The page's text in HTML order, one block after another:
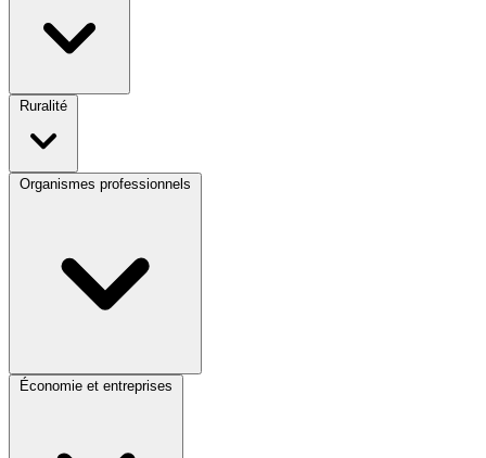
Ruralité
Organismes professionnels
Économie et entreprises